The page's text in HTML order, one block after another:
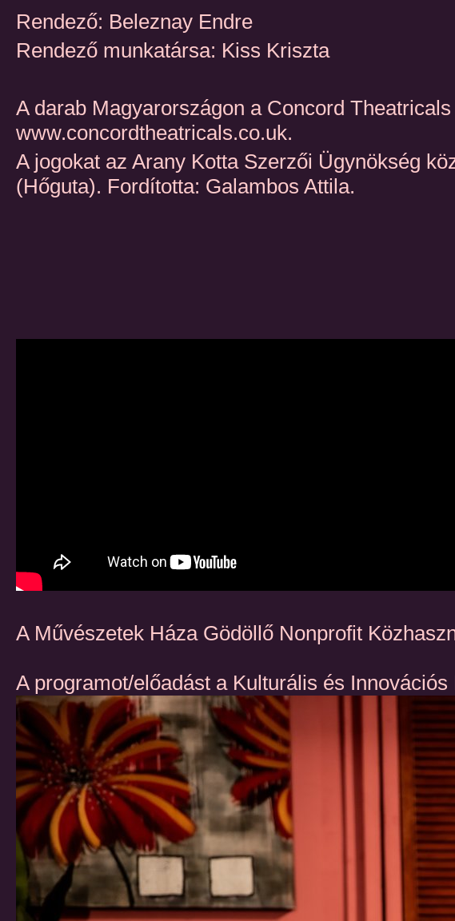
Rendező: Beleznay Endre
Rendező munkatársa: Kiss Kriszta
A darab Magyarországon a Concord
www.concordtheatricals.co.uk.
A jogokat az Arany Kotta Szerzői Ügynökség
(Hőguta). Fordította: Galambos Attila.
A Művészetek Háza Gödöllő Nonprofit
A programot/előadást a Kulturális és